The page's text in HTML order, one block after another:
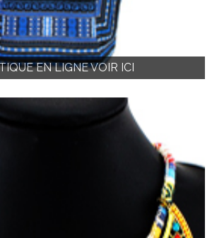
EN LIGNE VOIR ICI